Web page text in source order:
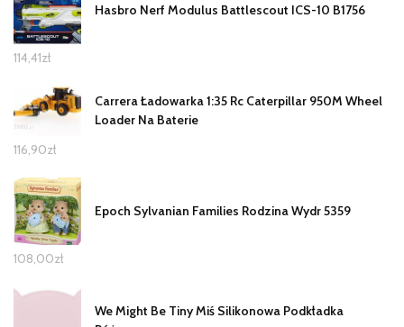
Hasbro Nerf Modulus Battlescout ICS-10 B1756
114,41zł
Carrera Ładowarka 1:35 Rc Caterpillar 950M Wheel
Loader Na Baterie
116,90zł
Epoch Sylvanian Families Rodzina Wydr 5359
108,00zł
We Might Be Tiny Miś Silikonowa Podkładka